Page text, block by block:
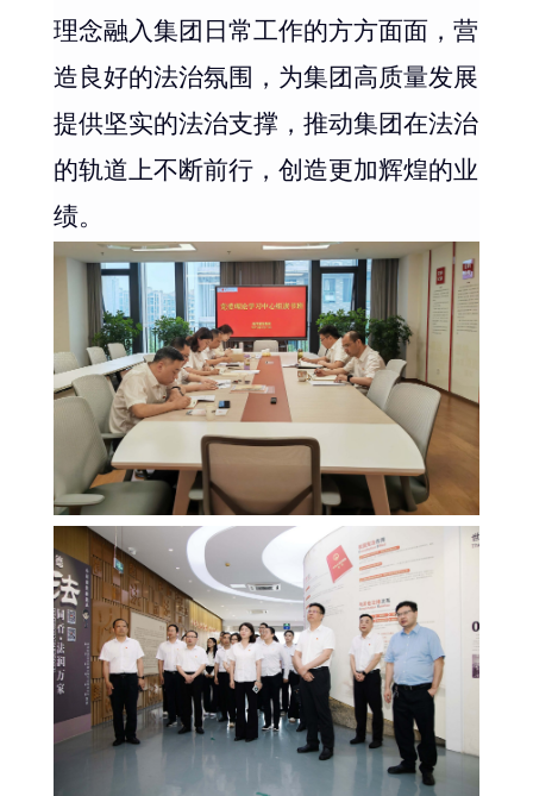
理念融入集团日常工作的方方面面，营
造良好的法治氛围，为集团高质量发展
提供坚实的法治支撑，推动集团在法治
的轨道上不断前行，创造更加辉煌的业
绩。